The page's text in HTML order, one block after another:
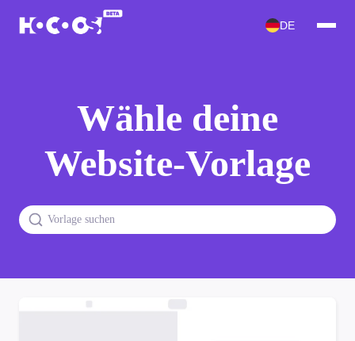
DE
Wähle deine
Website-Vorlage